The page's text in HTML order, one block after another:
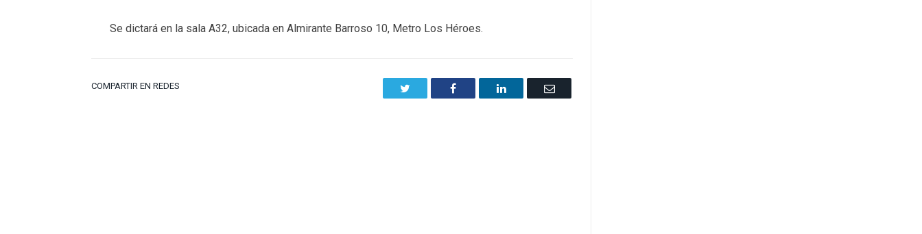
Se dictará en la sala A32, ubicada en Almirante Barroso 10, Metro Los Héroes.
COMPARTIR EN REDES Facebook LinkedIn Email